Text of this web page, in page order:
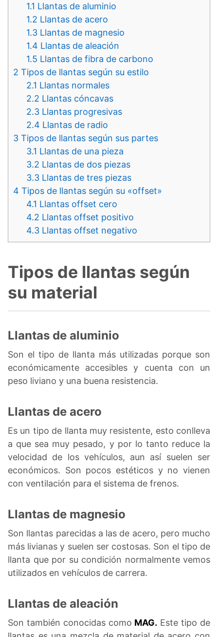
1.1 Llantas de aluminio
1.2 Llantas de acero
1.3 Llantas de magnesio
1.4 Llantas de aleación
1.5 Llantas de fibra de carbono
2 Tipos de llantas según su estilo
2.1 Llantas normales
2.2 Llantas cóncavas
2.3 Llantas progresivas
2.4 Llantas de radio
3 Tipos de llantas según sus partes
3.1 Llantas de una pieza
3.2 Llantas de dos piezas
3.3 Llantas de tres piezas
4 Tipos de llantas según su «offset»
4.1 Llantas offset cero
4.2 Llantas offset positivo
4.3 Llantas offset negativo
Tipos de llantas según
su material
Llantas de aluminio
Son el tipo de llanta más utilizadas porque son
económicamente accesibles y cuenta con un
peso liviano y una buena resistencia.
Llantas de acero
Es un tipo de llanta muy resistente, esto conlleva
a que sea muy pesado, y por lo tanto reduce la
velocidad de los vehículos, aun así suelen ser
económicos. Son pocos estéticos y no vienen
con ventilación para el sistema de frenos.
Llantas de magnesio
Son llantas parecidas a las de acero, pero mucho
más livianas y suelen ser costosas. Son el tipo de
llanta que por su condición normalmente vemos
utilizados en vehículos de carrera.
Llantas de aleación
Son también conocidas como MAG. Este tipo de